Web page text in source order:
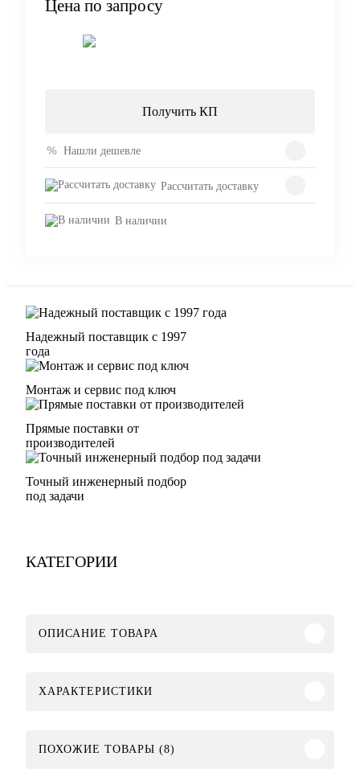
Цена по запросу
Получить КП
Нашли дешевле
Рассчитать доставку
В наличии
Надежный поставщик с 1997
года
Монтаж и сервис под ключ
Прямые поставки от
производителей
Точный инженерный подбор
под задачи
КАТЕГОРИИ
ОПИСАНИЕ ТОВАРА
ХАРАКТЕРИСТИКИ
ПОХОЖИЕ ТОВАРЫ (8)